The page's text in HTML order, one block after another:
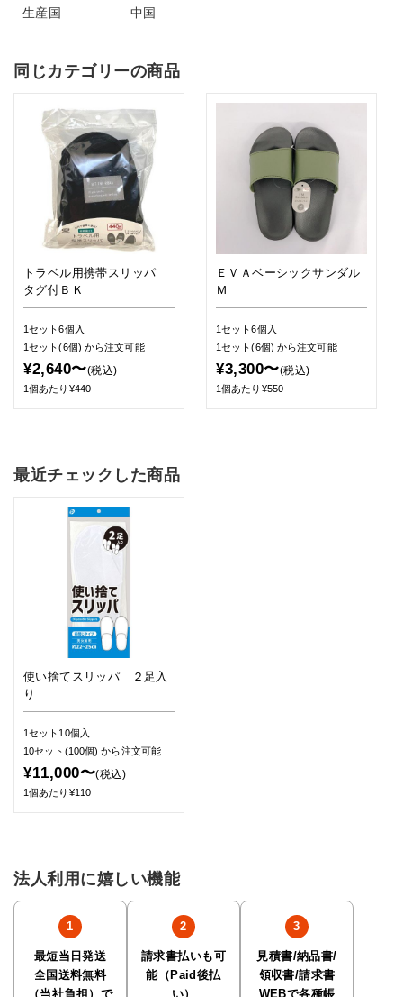
生産国 中国
同じカテゴリーの商品
トラベル用携帯スリッパ
タグ付ＢＫ
1セット6個入
1セット(6個) から注文可能
¥2,640〜(税込)
1個あたり¥440
ＥＶＡベーシックサンダル
Ｍ
1セット6個入
1セット(6個) から注文可能
¥3,300〜(税込)
1個あたり¥550
最近チェックした商品
使い捨てスリッパ ２足入
り
1セット10個入
10セット(100個)から注文可能
¥11,000〜(税込)
1個あたり¥110
法人利用に嬉しい機能
最短当日発送
全国送料無料
（当社負担）で
請求書払いも可
能（Paid後払
い）
見積書/納品書/
領収書/請求書
WEBで各種帳